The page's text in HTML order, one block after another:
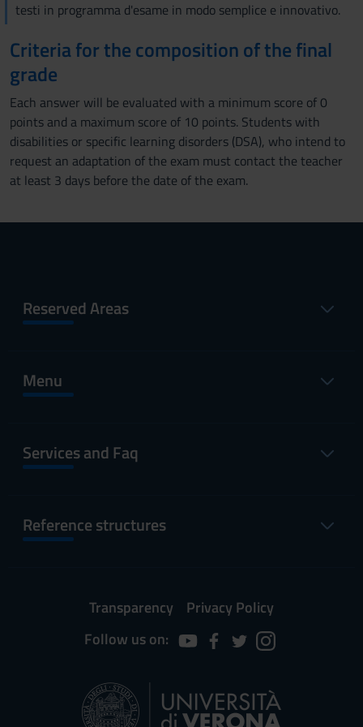
testi in programma d'esame in modo semplice e innovativo.
Criteria for the composition of the final
grade
Each answer will be evaluated with a minimum score of 0
points and a maximum score of 10 points. Students with
disabilities or specific learning disorders (DSA), who intend to
request an adaptation of the exam must contact the teacher
at least 3 days before the date of the exam.
Reserved Areas
Menu
Services and Faq
Reference structures
Transparency
Privacy Policy
Follow us on: